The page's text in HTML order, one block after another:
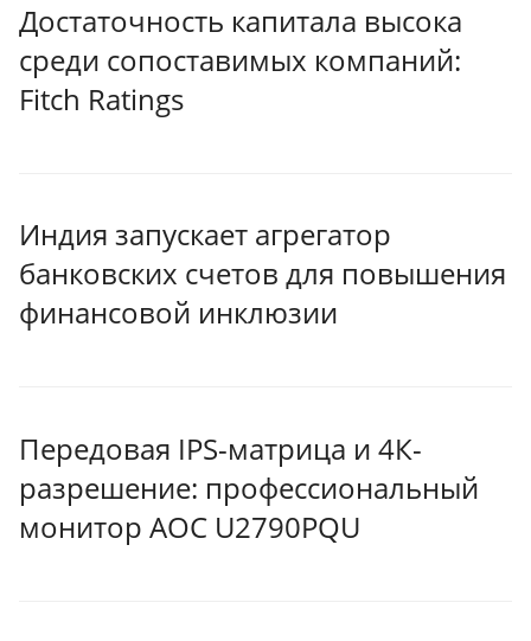
Достаточность капитала высока
среди сопоставимых компаний:
Fitch Ratings
Индия запускает агрегатор
банковских счетов для повышения
финансовой инклюзии
Передовая IPS-матрица и 4К-
разрешение: профессиональный
монитор AOC U2790PQU